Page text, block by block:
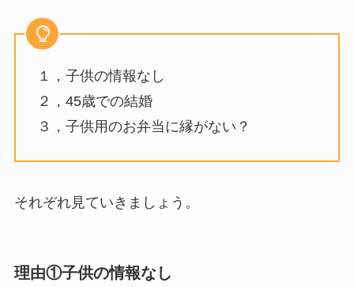
１，子供の情報なし
２，45歳での結婚
３，子供用のお弁当に縁がない？
それぞれ見ていきましょう。
理由①子供の情報なし